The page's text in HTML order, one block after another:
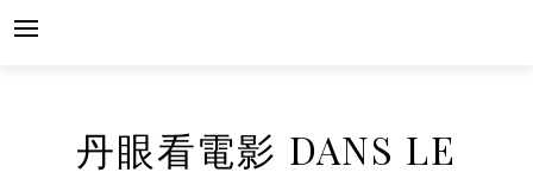
Skip
丹眼看電影 DANS LE